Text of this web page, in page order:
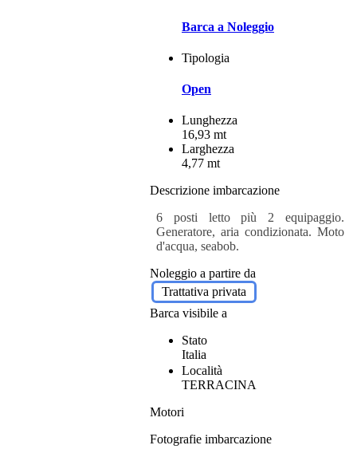
Barca a Noleggio
Tipologia
Open
Lunghezza
16,93 mt
Larghezza
4,77 mt
Descrizione imbarcazione
6 posti letto più 2 equipaggio.
Generatore, aria condizionata. Moto
d'acqua, seabob.
Noleggio a partire da
Trattativa privata
Barca visibile a
Stato
Italia
Località
TERRACINA
Motori
Fotografie imbarcazione